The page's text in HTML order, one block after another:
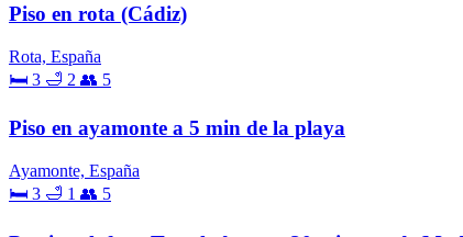
Piso en rota (Cádiz)
Rota, España
🛏 3 🛁 2 👥 5
Piso en ayamonte a 5 min de la playa
Ayamonte, España
🛏 3 🛁 1 👥 5